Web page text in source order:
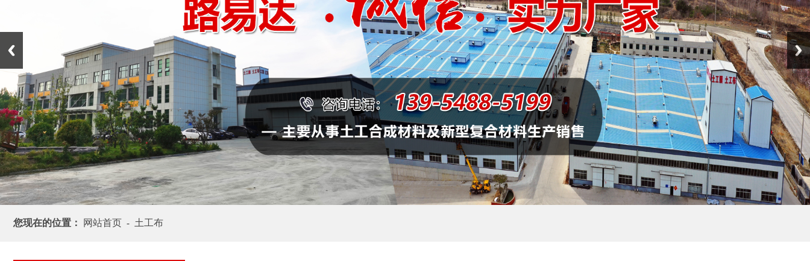
您现在的位置： 网站首页 - 土工布